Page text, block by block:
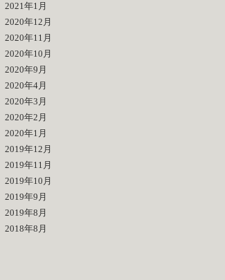
2021年1月
2020年12月
2020年11月
2020年10月
2020年9月
2020年4月
2020年3月
2020年2月
2020年1月
2019年12月
2019年11月
2019年10月
2019年9月
2019年8月
2018年8月